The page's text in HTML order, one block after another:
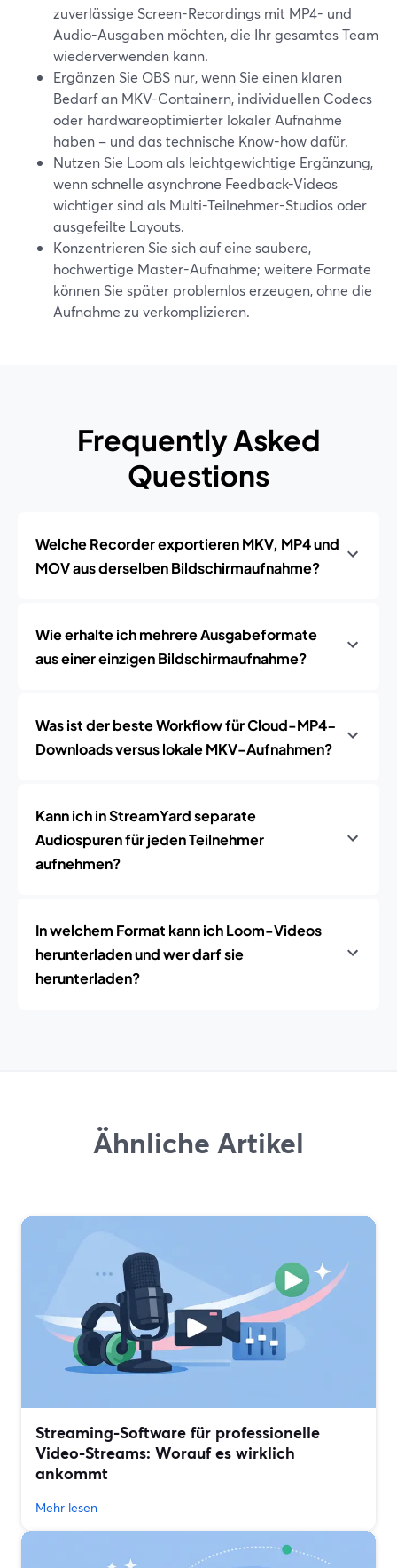
zuverlässige Screen-Recordings mit MP4- und
Audio-Ausgaben möchten, die Ihr gesamtes Team
wiederverwenden kann.
Ergänzen Sie OBS nur, wenn Sie einen klaren
Bedarf an MKV-Containern, individuellen Codecs
oder hardwareoptimierter lokaler Aufnahme
haben – und das technische Know-how dafür.
Nutzen Sie Loom als leichtgewichtige Ergänzung,
wenn schnelle asynchrone Feedback-Videos
wichtiger sind als Multi-Teilnehmer-Studios oder
ausgefeilte Layouts.
Konzentrieren Sie sich auf eine saubere,
hochwertige Master-Aufnahme; weitere Formate
können Sie später problemlos erzeugen, ohne die
Aufnahme zu verkomplizieren.
Frequently Asked
Questions
Welche Recorder exportieren MKV, MP4 und
MOV aus derselben Bildschirmaufnahme?
Wie erhalte ich mehrere Ausgabeformate
aus einer einzigen Bildschirmaufnahme?
Was ist der beste Workflow für Cloud-MP4-
Downloads versus lokale MKV-Aufnahmen?
Kann ich in StreamYard separate
Audiospuren für jeden Teilnehmer
aufnehmen?
In welchem Format kann ich Loom-Videos
herunterladen und wer darf sie
herunterladen?
Ähnliche Artikel
Streaming-Software für professionelle
Video-Streams: Worauf es wirklich
ankommt
Mehr lesen